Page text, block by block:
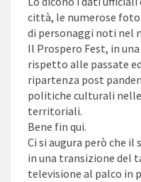
città, le numerose
di personaggi noti nel
Il Prospero Fest, in
rispetto alle passate
ripartenza post
politiche culturali
territoriali.
Bene fin qui.
Ci si augura però che
in una transizione del
televisione al palco in